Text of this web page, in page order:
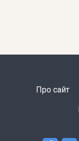
Про сайт